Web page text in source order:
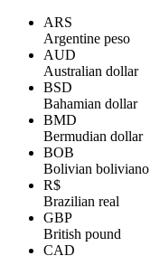
ARS
Argentine peso
AUD
Australian dollar
BSD
Bahamian dollar
BMD
Bermudian dollar
BOB
Bolivian boliviano
R$
Brazilian real
GBP
British pound
CAD